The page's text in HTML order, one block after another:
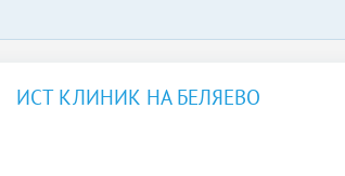
ИСТ КЛИНИК НА БЕЛЯЕВО